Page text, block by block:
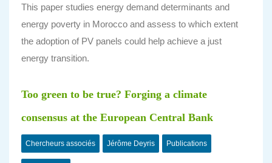
This paper studies energy demand determinants and
energy poverty in Morocco and assess to which extent
the adoption of PV panels could help achieve a just
energy transition.
Too green to be true? Forging a climate
consensus at the European Central Bank
Chercheurs associés Jérôme Deyris Publications